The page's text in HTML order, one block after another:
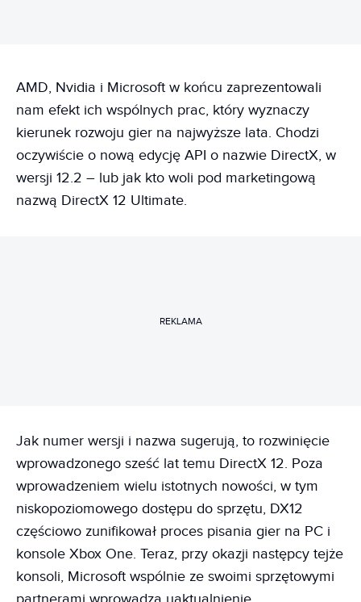
AMD, Nvidia i Microsoft w końcu zaprezentowali
nam efekt ich wspólnych prac, który wyznaczy
kierunek rozwoju gier na najwyższe lata. Chodzi
oczywiście o nową edycję API o nazwie DirectX, w
wersji 12.2 – lub jak kto woli pod marketingową
nazwą DirectX 12 Ultimate.
REKLAMA
Jak numer wersji i nazwa sugerują, to rozwinięcie
wprowadzonego sześć lat temu DirectX 12. Poza
wprowadzeniem wielu istotnych nowości, w tym
niskopoziomowego dostępu do sprzętu, DX12
częściowo zunifikował proces pisania gier na PC i
konsole Xbox One. Teraz, przy okazji następcy tejże
konsoli, Microsoft wspólnie ze swoimi sprzętowymi